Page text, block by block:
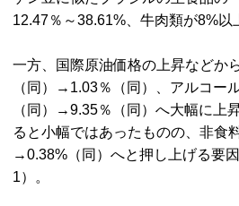
12.47％～38.61%、牛肉類が8%以
一方、国際原油価格の上昇などか
（同）→1.03％（同）、アルコー
（同）→9.35％（同）へ大幅に上
ると小幅ではあったものの、非食
→0.38%（同）へと押し上げる要
1）。